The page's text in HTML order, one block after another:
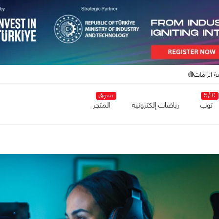
الرامات🔴
5/10
توب رياضات إلكترونية
تسوق
المتجر